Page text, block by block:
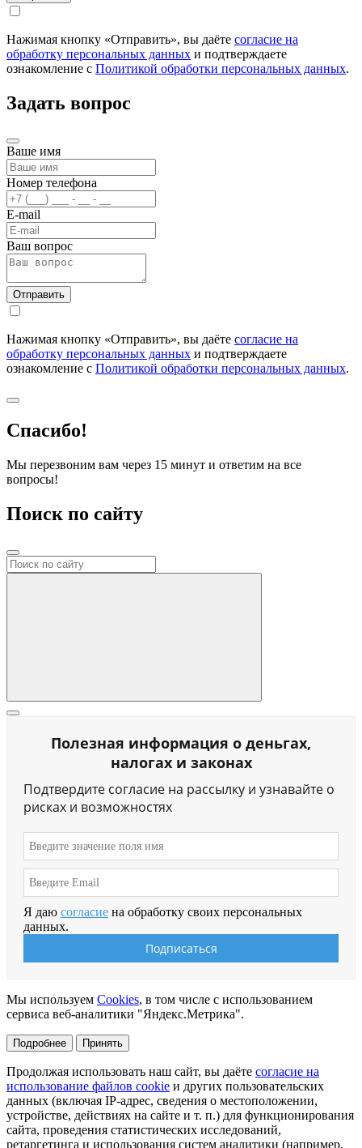
Нажимая кнопку «Отправить», вы даёте согласие на
обработку персональных данных и подтверждаете
ознакомление с Политикой обработки персональных данных.
Задать вопрос
Ваше имя
Номер телефона
E-mail
Ваш вопрос
Нажимая кнопку «Отправить», вы даёте согласие на
обработку персональных данных и подтверждаете
ознакомление с Политикой обработки персональных данных.
Спасибо!
Мы перезвоним вам через 15 минут и ответим на все
вопросы!
Поиск по сайту
Полезная информация о деньгах,
налогах и законах
Подтвердите согласие на рассылку и узнавайте о
рисках и возможностях
Я даю согласие на обработку своих персональных
данных.
Мы используем Cookies, в том числе с использованием
сервиса веб-аналитики "Яндекс.Метрика".
Подробнее Принять
Продолжая использовать наш сайт, вы даёте согласие на
использование файлов cookie и других пользовательских
данных (включая IP-адрес, сведения о местоположении,
устройстве, действиях на сайте и т. п.) для функционирования
сайта, проведения статистических исследований,
ретаргетинга и использования систем аналитики (например,